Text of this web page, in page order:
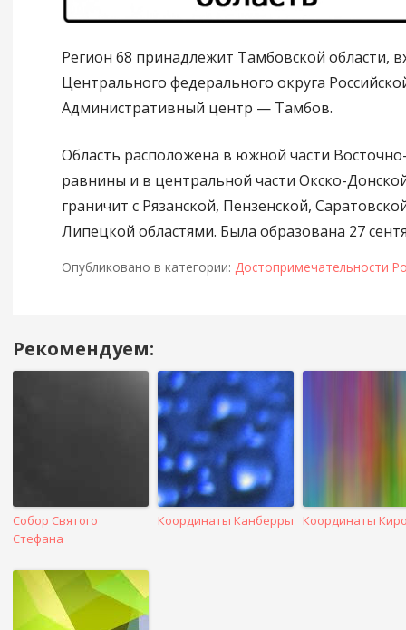
Регион 68 принадлежит Тамбовской области,
Центрального федерального округа
Административный центр — Тамбов.
Область расположена в южной части
равнины и в центральной части Окско-
граничит с Рязанской, Пензенской,
Липецкой областями. Была образована 27
Опубликовано в категории: Достопримечательности
Навигация
в
Рекомендуем:
Собор Святого
Стефана
Координаты Канберры Координаты